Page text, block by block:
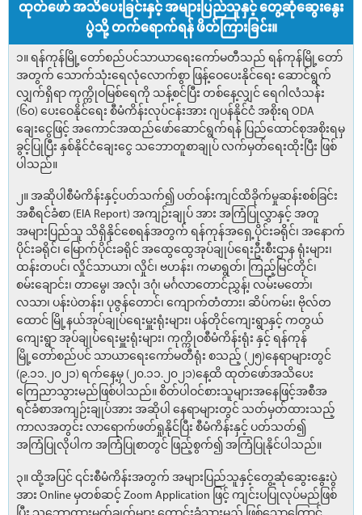
ထုတ်ဖော် အသိပေးခြင်းနှင့် အများပြည်သူနှင့် တွေ့ဆုံဆွေးနွေး
ပွဲသို့ တက်ရောက်ရန် ဖိတ်ကြားခြင်း။
၁။ ရန်ကုန်မြို့တော်စည်ပင်သာယာရေးကော်မတီသည် ရန်ကုန်မြို့တော်
အတွက် သောက်သုံးရေလုံလောက်စွာ ဖြန့်ဝေပေးနိုင်ရေး ဆောင်ရွက်
လျှက်ရှိရာ ကုက္ကိုဝမြစ်ရေကို သန့်စင်ပြီး တစ်နေ့လျှင် ရေဂါလံသန်း
(၆၀) ပေးဝေနိုင်ရေး စီမံကိန်းလုပ်ငန်းအား ဂျပန်နိုင်ငံ အစိုးရ ODA
ချေးငွေဖြင့် အကောင်အထည်ဖော်ဆောင်ရွက်ရန် ပြည်ထောင်စုအစိုးရမှ
ခွင့်ပြုပြီး နှစ်နိုင်ငံချေးငွေ သဘောတူစာချုပ် လက်မှတ်ရေးထိုးပြီး ဖြစ်
ပါသည်။
၂။ အဆိုပါစီမံကိန်းနှင့်ပတ်သက်၍ ပတ်ဝန်းကျင်ထိခိုက်မှုဆန်းစစ်ခြင်း
အစီရင်ခံစာ (EIA Report) အကျဉ်းချုပ် အား အကြံပြုလွှာနှင့် အတူ
အများပြည်သူ သိရှိနိုင်စေရန်အတွက် ရန်ကုန်အရှေ့ပိုင်းခရိုင်၊ အနောက်
ပိုင်းခရိုင်၊ မြောက်ပိုင်းခရိုင် အထွေထွေအုပ်ချုပ်ရေးဦးစီးဌာန ရုံးများ၊
ထန်းတပင်၊ လှိုင်သာယာ၊ လှိုင်၊ ဗဟန်း၊ ကမာရွတ်၊ ကြည့်မြင်တိုင်၊
စမ်းချောင်း၊ တာမွေ၊ အလုံ၊ ဒဂုံ၊ မင်္ဂလာတောင်ညွှန့်၊ လမ်းမတော်၊
လသာ၊ ပန်းပဲတန်း၊ ပုဇွန်တောင်၊ ကျောက်တံတား၊ ဆိပ်ကမ်း၊ ဗိုလ်တ
ထောင် မြို့နယ်အုပ်ချုပ်ရေးမှူးရုံးများ၊ ပန်တိုင်ကျေးရွာနှင့် ကတွယ်
ကျေးရွာ အုပ်ချုပ်ရေးမှူးရုံးများ၊ ကုက္ကိုဝစီမံကိန်းရုံး နှင့် ရန်ကုန်
မြို့တော်စည်ပင် သာယာရေးကော်မတီရုံး စသည့် (၂၅)နေရာများတွင်
(၉.၁၁.၂၀၂၁) ရက်နေ့မှ (၂၀.၁၁.၂၀၂၁)နေ့ထိ ထုတ်ဖော်အသိပေး
ကြေညာသွားမည်ဖြစ်ပါသည်။ စိတ်ပါဝင်စားသူများအနေဖြင့်အစီအ
ရင်ခံစာအကျဉ်းချုပ်အား အဆိုပါ နေရာများတွင် သတ်မှတ်ထားသည့်
ကာလအတွင်း လာရောက်ဖတ်ရှုနိုင်ပြီး စီမံကိန်းနှင့် ပတ်သတ်၍
အကြံပြုလိုပါက အကြံပြုစာတွင် ဖြည့်စွက်၍ အကြံပြုနိုင်ပါသည်။
၃။ ထို့အပြင် ၎င်းစီမံကိန်းအတွက် အများပြည်သူနှင့်တွေ့ဆုံဆွေးနွေးပွဲ
အား Online မှတစ်ဆင့် Zoom Application ဖြင့် ကျင်းပပြုလုပ်မည်ဖြစ်